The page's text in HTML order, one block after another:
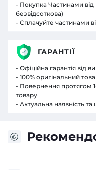
- Покупка Частинами
безвідсоткова)
- Сплачуйте частинами
ГАРАНТІЇ
- Офіційна гарантія від
- 100% оригінальний
- Повернення протягом
товару
- Актуальна наявність та